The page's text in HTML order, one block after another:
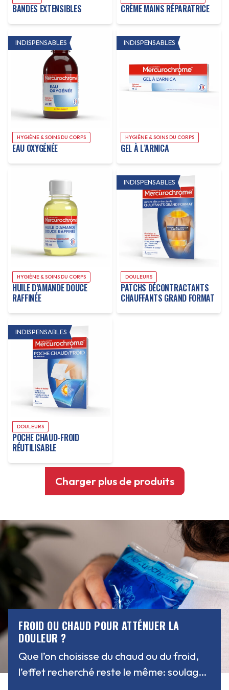
BANDES EXTENSIBLES CRÈME MAINS RÉPARATRICE
INDISPENSABLES
HYGIÈNE & SOINS DU CORPS
EAU OXYGÉNÉE
INDISPENSABLES
HYGIÈNE & SOINS DU CORPS
GEL À L’ARNICA
HYGIÈNE & SOINS DU CORPS
HUILE D’AMANDE DOUCE
RAFFINÉE
INDISPENSABLES
DOULEURS
PATCHS DÉCONTRACTANTS
CHAUFFANTS GRAND FORMAT
INDISPENSABLES
DOULEURS
POCHE CHAUD-FROID
RÉUTILISABLE
Charger plus de produits
FROID OU CHAUD POUR ATTÉNUER LA
DOULEUR ?
Que l’on choisisse du chaud ou du froid,
l’effet recherché reste le même: soulager